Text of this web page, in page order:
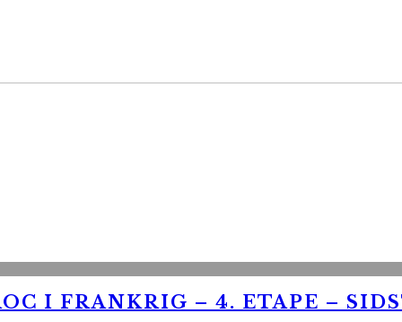
I FRANKRIG – 4. ETAPE –